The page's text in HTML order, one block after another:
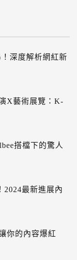
深度解析網紅新
X藝術展覽：K-
搭檔下的驚人
2024最新進展內
你的內容爆紅